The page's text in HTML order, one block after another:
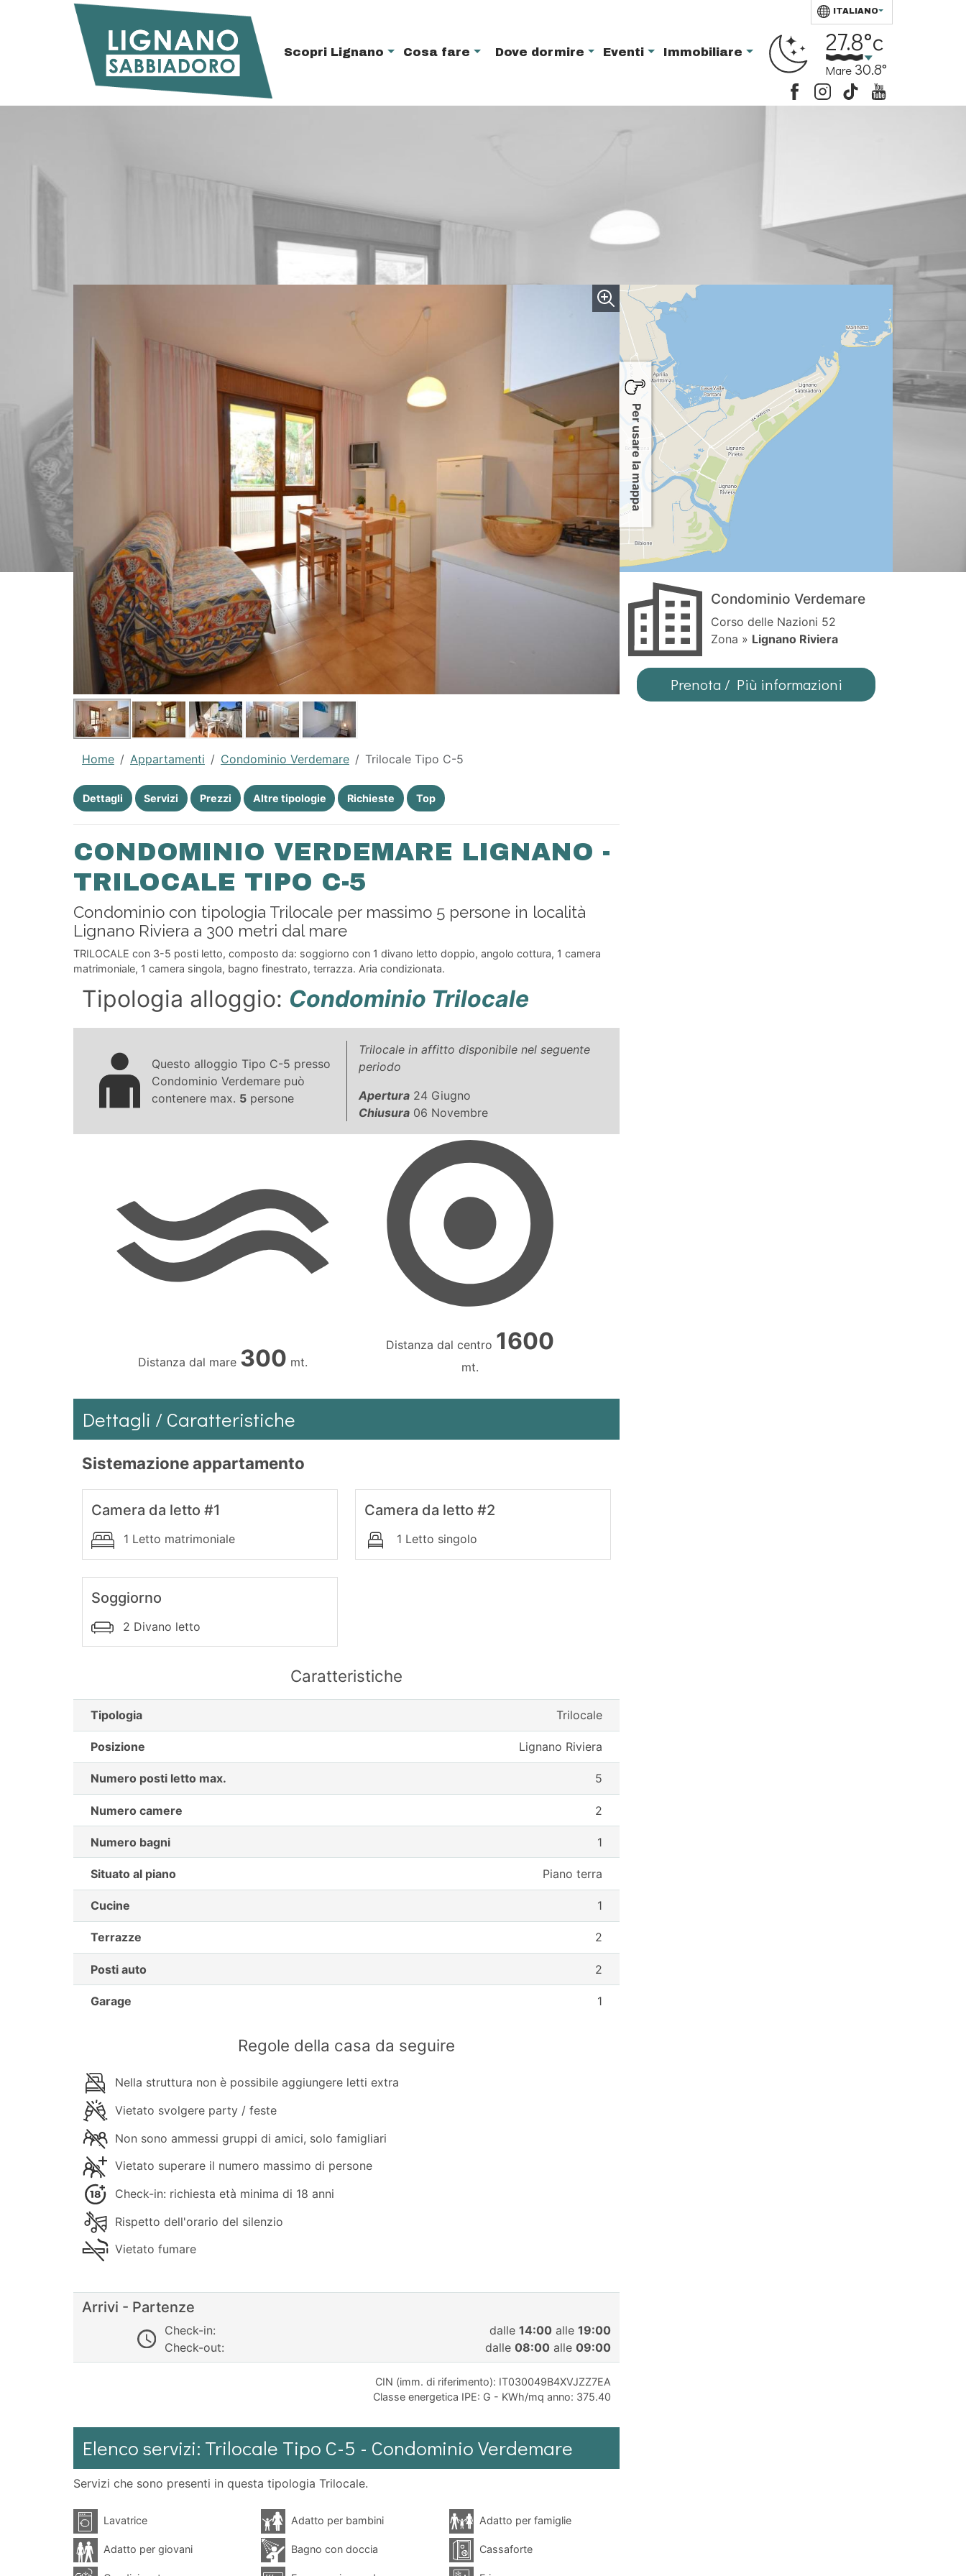
Scopri Lignano Cosa fare Dove dormire Eventi Immobiliare
ITALIANO
27.8°c
Mare 30.8°
Home Appartamenti Condominio Verdemare Trilocale Tipo C-5
CONDOMINIO VERDEMARE LIGNANO -
TRILOCALE TIPO C-5
Condominio con tipologia Trilocale per massimo 5 persone in località
Lignano Riviera a 300 metri dal mare
TRILOCALE con 3-5 posti letto, composto da: soggiorno con 1 divano letto doppio, angolo cottura, 1 camera
matrimoniale, 1 camera singola, bagno finestrato, terrazza. Aria condizionata.
Dettagli Servizi Prezzi Altre tipologie Richieste Top
Tipologia alloggio: Condominio Trilocale
Questo alloggio Tipo C-5 presso
Condominio Verdemare può
contenere max. 5 persone
Trilocale in affitto disponibile nel seguente
periodo
Apertura 24 Giugno
Chiusura 06 Novembre
Distanza dal mare 300 mt.
Distanza dal centro 1600
mt.
Dettagli / Caratteristiche
Sistemazione appartamento
Camera da letto #1
1 Letto matrimoniale
Camera da letto #2
1 Letto singolo
Soggiorno
2 Divano letto
Caratteristiche
Tipologia Trilocale
Posizione Lignano Riviera
Numero posti letto max. 5
Numero camere 2
Numero bagni 1
Situato al piano Piano terra
Cucine 1
Terrazze 2
Posti auto 2
Garage 1
Regole della casa da seguire
Nella struttura non è possibile aggiungere letti extra
Vietato svolgere party / feste
Non sono ammessi gruppi di amici, solo famigliari
Vietato superare il numero massimo di persone
Check-in: richiesta età minima di 18 anni
Rispetto dell'orario del silenzio
Vietato fumare
Arrivi - Partenze
Check-in: dalle 14:00alle 19:00
Check-out:
dalle 08:00alle 09:00
CIN (imm. di riferimento): IT030049B4XVJZZ7EA
Classe energetica IPE: G - KWh/mq anno: 375.40
Elenco servizi: Trilocale Tipo C-5 - Condominio Verdemare
Servizi che sono presenti in questa tipologia Trilocale.
Lavatrice Adatto per bambini Adatto per famiglie
Adatto per giovani Bagno con doccia Cassaforte
Per usare la mappa
Condominio Verdemare
Corso delle Nazioni 52
Zona » Lignano Riviera
Prenota / Più informazioni